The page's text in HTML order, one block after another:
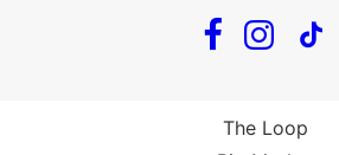
En tournée
The Loop